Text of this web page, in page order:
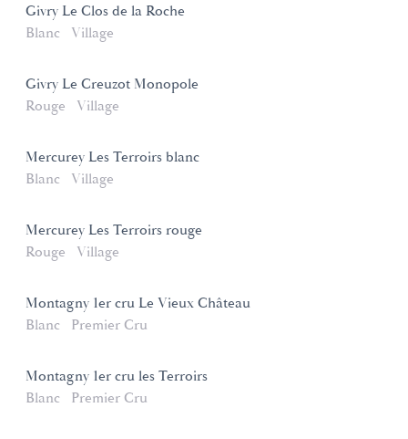
Givry Le Clos de la Roche
Blanc
Village
Givry Le Creuzot Monopole
Rouge
Village
Mercurey Les Terroirs blanc
Blanc
Village
Mercurey Les Terroirs rouge
Rouge
Village
Montagny 1er cru Le Vieux Château
Blanc
Premier Cru
Montagny 1er cru les Terroirs
Blanc
Premier Cru